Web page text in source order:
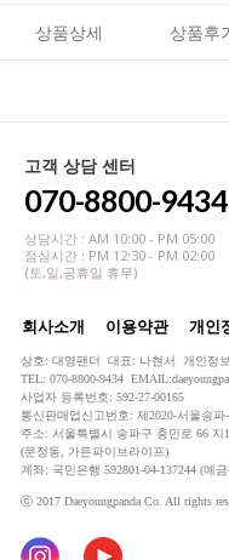
상품상세 상품후
고객 상담 센터
070-8800-9434
상담시간 : AM 10:00 - PM 05:00
점심시간 : PM 12:30 - PM 02:00
(토,일,공휴일 휴무)
회사소개 이용약관 개인
상호: 대영팬더 대표: 나현서 개인정
TEL: 070-8800-9434
사업자 등록번호: 592-27-00165
통신판매업신고번호: 제2020-서울송파-
주소: 서울특별시 송파구 충민로 66 지
(문정동, 가든파이브라이프)
계좌: 국민은행 592801-04-137244 (예
ⓒ 2017 Daeyoungpanda Co. All rights